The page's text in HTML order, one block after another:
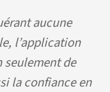
aucune
l’application
seulement de
la confiance en